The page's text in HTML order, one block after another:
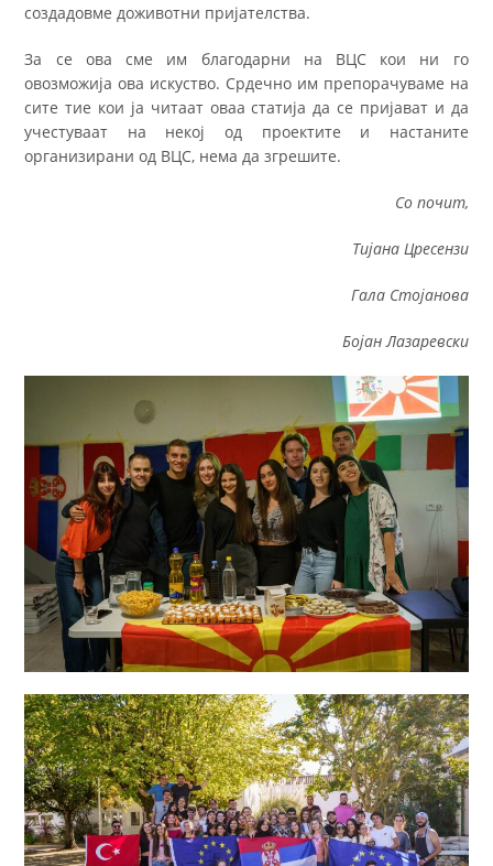
создадовме доживотни пријателства.
За се ова сме им благодарни на ВЦС кои ни го
овозможија ова искуство. Срдечно им препорачуваме на
сите тие кои ја читаат овaa статија да се пријават и да
учестуваат на некој од проектите и настаните
организирани од ВЦС, нема да згрешите.
Со почит,
Тијана Цресензи
Гала Стојанова
Бојан Лазаревски